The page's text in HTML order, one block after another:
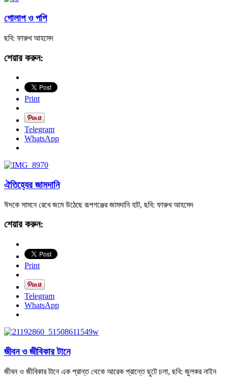
গোলাপ ও পপি
ছবি: ফারুখ আহমেদ
শেয়ার করুন:
Print
Telegram
WhatsApp
ঐতিহ্যের জামদানি
ঈদকে সামনে রেখে জমে উঠেছে রূপগঞ্জের জামদানি হাট, ছবি: ফারুখ আহমেদ
শেয়ার করুন:
Print
Telegram
WhatsApp
জীবন ও জীবিকার টানে
জীবন ও জীবিকার টানে এক প্রান্ত থেকে আরেক প্রান্তে ছুটে চলা, ছবি: জুলকর নাইন